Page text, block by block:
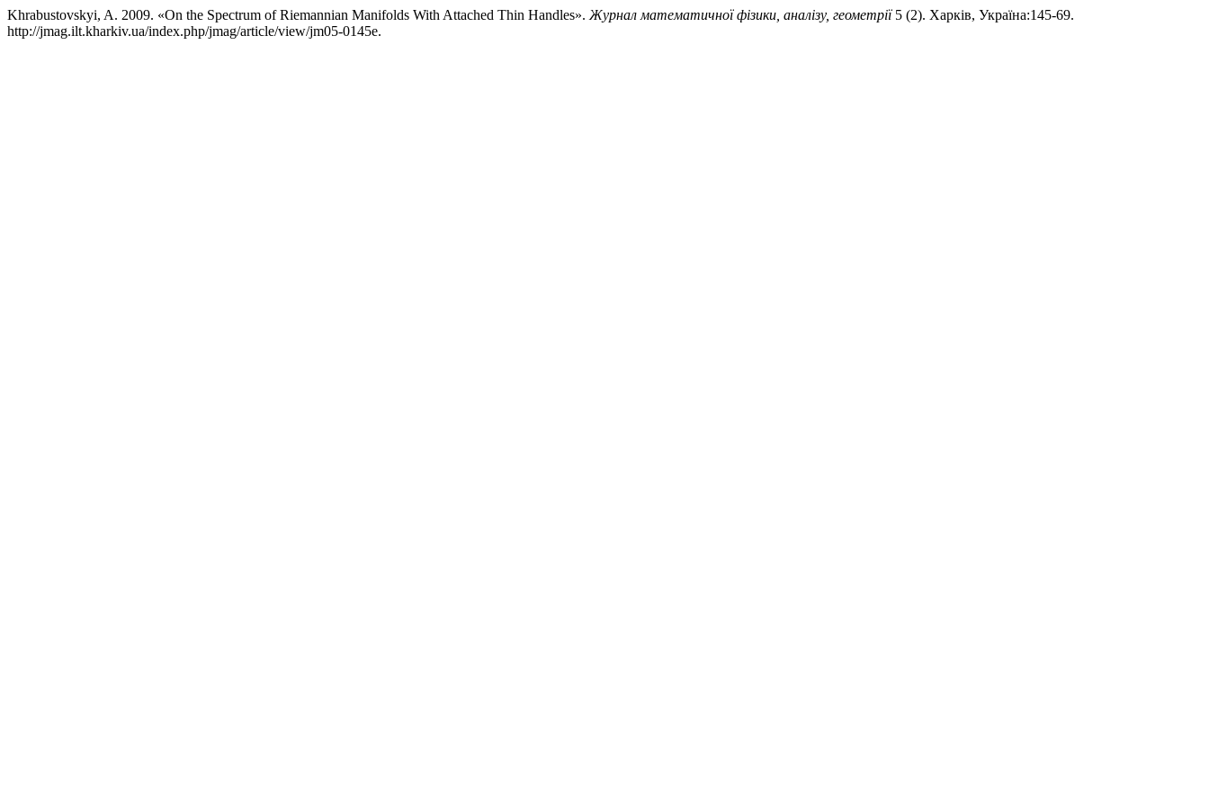
Khrabustovskyi, A. 2009. «On the Spectrum of Riemannian Manifolds With Attached Thin Handles». Журнал математичної фізики, аналізу, геометрії5 (2). Харків, Україна:145-69.
http://jmag.ilt.kharkiv.ua/index.php/jmag/article/view/jm05-0145e.